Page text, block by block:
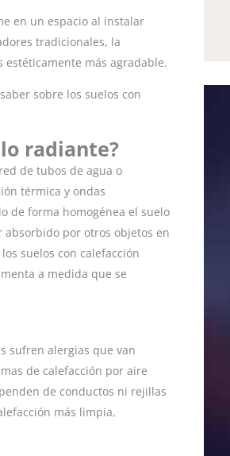
en un espacio al instalar
tradicionales, la
más agradable.
sobre los suelos con
radiante?
de tubos de agua o
térmica y ondas
de forma homogénea el suelo
por otros objetos en
suelos con calefacción
a medida que se
sufren alergias que van
de calefacción por aire
de conductos ni rejillas
más limpia,